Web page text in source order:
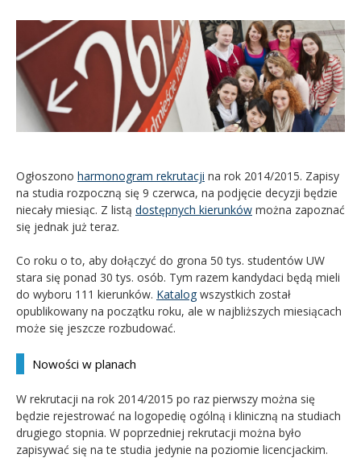
Kandydat
Absolwent
Ogłoszono harmonogram rekrutacji na rok 2014/2015. Zapisy
na studia rozpoczną się 9 czerwca, na podjęcie decyzji będzie
niecały miesiąc. Z listą dostępnych kierunków można zapoznać
się jednak już teraz.
Co roku o to, aby dołączyć do grona 50 tys. studentów UW
stara się ponad 30 tys. osób. Tym razem kandydaci będą mieli
do wyboru 111 kierunków. Katalogwszystkich został
opublikowany na początku roku, ale w najbliższych miesiącach
może się jeszcze rozbudować.
Nowości w planach
W rekrutacji na rok 2014/2015 po raz pierwszy można się
będzie rejestrować na logopedię ogólną i kliniczną na studiach
drugiego stopnia. W poprzedniej rekrutacji można było
zapisywać się na te studia jedynie na poziomie licencjackim.